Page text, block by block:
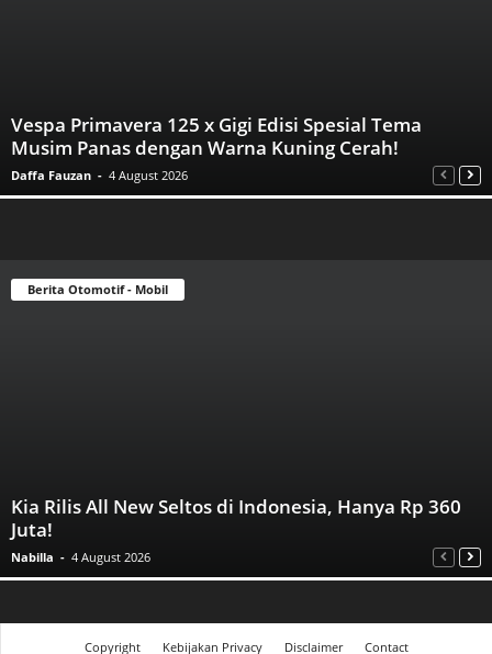
Vespa Primavera 125 x Gigi Edisi Spesial Tema
Musim Panas dengan Warna Kuning Cerah!
Daffa Fauzan - 4 August 2026
Berita Otomotif - Mobil
Kia Rilis All New Seltos di Indonesia, Hanya Rp 360
Juta!
Nabilla - 4 August 2026
Copyright Kebijakan Privacy Disclaimer Contact